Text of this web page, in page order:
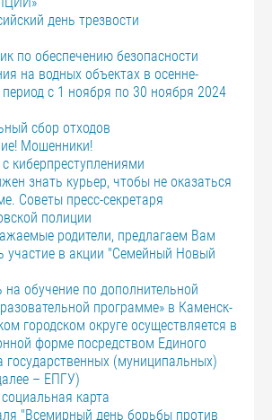
день трезвости
по обеспечению безопасности
на водных объектах в осенне-
с 1 ноября по 30 ноября 2024
сбор отходов
Мошенники!
киберпреступлениями
знать курьер, чтобы не оказаться
Советы пресс-секретаря
полиции
родители, предлагаем Вам
участие в акции "Семейный Новый
на обучение по дополнительной
программе» в Каменск-
городском округе осуществляется в
форме посредством Единого
государственных (муниципальных)
– ЕПГУ)
карта
"Всемирный день борьбы против